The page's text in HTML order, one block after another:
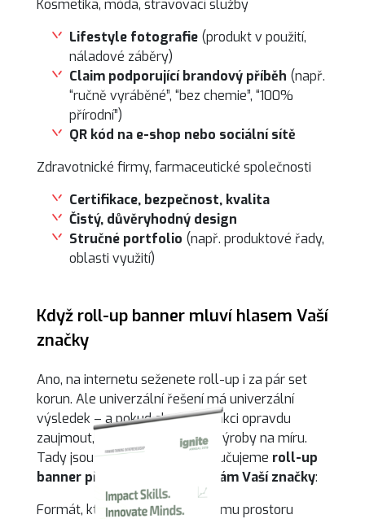
Kosmetika, móda, stravovací služby
Lifestyle fotografie (produkt v použití,
náladové záběry)
Claim podporující brandový příběh (např.
“ručně vyráběné”, “bez chemie”, “100%
přírodní”)
QR kód na e-shop nebo sociální sítě
Zdravotnické firmy, farmaceutické společnosti
Certifikace, bezpečnost, kvalita
Čistý, důvěryhodný design
Stručné portfolio (např. produktové řady,
oblasti využití)
Když roll-up banner mluví hlasem Vaší
značky
Ano, na internetu seženete roll-up i za pár set
korun. Ale univerzální řešení má univerzální
výsledek – a pokud chcete na akci opravdu
zaujmout, vyplatí se jít cestou výroby na míru.
Tady jsou 4 důvody proč doporučujeme roll-up
banner přizpůsobený potřebám Vaší značky:
Formát, který bude sedět Vašemu prostoru